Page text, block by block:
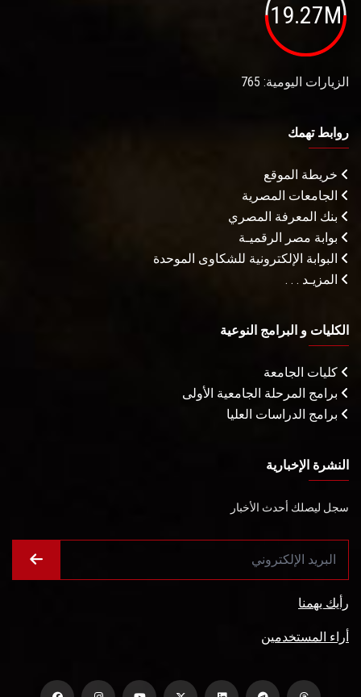
19.27M
الزيارات اليومية: 765
روابط تهمك
خريطة الموقع
الجامعات المصرية
بنك المعرفة المصري
بوابة مصر الرقميـة
البوابة الإلكترونية للشكاوى الموحدة
المزيـد . . .
الكليات و البرامج النوعية
كليات الجامعة
برامج المرحلة الجامعية الأولى
برامج الدراسات العليا
النشرة الإخبارية
سجل ليصلك أحدث الأخبار
رأيك يهمنا
أراء المستخدمين